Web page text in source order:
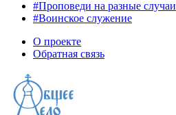
#Проповеди на разные случаи
#Воинское служение
О проекте
Обратная связь